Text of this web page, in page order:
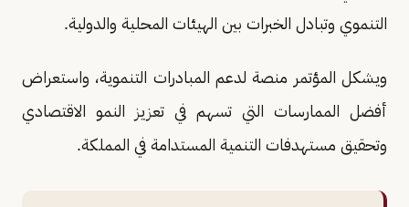
التنموي وتبادل الخبرات بين الهيئات المحلية والدولية.
ويشكل المؤتمر منصة لدعم المبادرات التنموية، واستعراض
أفضل الممارسات التي تسهم في تعزيز النمو الاقتصادي
وتحقيق مستهدفات التنمية المستدامة في المملكة.